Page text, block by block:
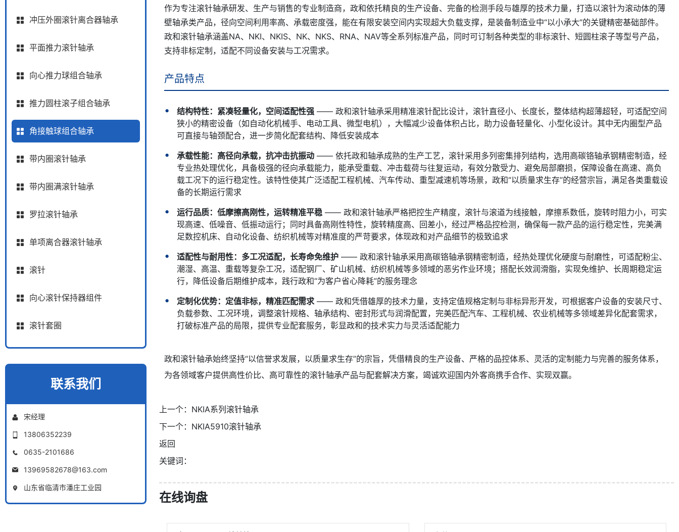
冲压外圈滚针离合器轴承
平面推力滚针轴承
向心推力球组合轴承
推力圆柱滚子组合轴承
角接触球组合轴承
带内圈滚针轴承
带内圈满滚针轴承
罗拉滚针轴承
单项离合器滚针轴承
滚针
向心滚针保持器组件
滚针套圈
联系我们
宋经理
13806352239
0635-2101686
13969582678@163.com
山东省临清市潘庄工业园
作为专注滚针轴承研发、生产与销售的专业制造商，政和依托精良的生产设备、完备的检测手段与雄厚的技术力量，打造以滚针为滚动体的薄
壁轴承类产品，径向空间利用率高、承载密度强，能在有限安装空间内实现超大负载支撑，是装备制造业中“以小承大”的关键精密基础部件。
政和滚针轴承涵盖NA、NKI、NKIS、NK、NKS、RNA、NAV等全系列标准产品，同时可订制各种类型的非标滚针、短圆柱滚子等型号产品，
支持非标定制，适配不同设备安装与工况需求。
产品特点
结构特性：紧凑轻量化，空间适配性强 —— 政和滚针轴承采用精准滚针配比设计，滚针直径小、长度长，整体结构超薄超轻，可适配空间
狭小的精密设备（如自动化机械手、电动工具、微型电机），大幅减少设备体积占比，助力设备轻量化、小型化设计。其中无内圈型产品
可直接与轴颈配合，进一步简化配套结构、降低安装成本
承载性能：高径向承载，抗冲击抗振动 —— 依托政和轴承成熟的生产工艺，滚针采用多列密集排列结构，选用高碳铬轴承钢精密制造，经
专业热处理优化，具备极强的径向承载能力，能承受重载、冲击载荷与往复运动，有效分散受力、避免局部磨损，保障设备在高速、高负
载工况下的运行稳定性。该特性使其广泛适配工程机械、汽车传动、重型减速机等场景，政和“以质量求生存”的经营宗旨，满足各类重载设
备的长期运行需求
运行品质：低摩擦高刚性，运转精准平稳 —— 政和滚针轴承严格把控生产精度，滚针与滚道为线接触，摩擦系数低，旋转时阻力小，可实
现高速、低噪音、低振动运行；同时具备高刚性特性，旋转精度高、回差小，经过严格品控检测，确保每一款产品的运行稳定性，完美满
足数控机床、自动化设备、纺织机械等对精准度的严苛要求，体现政和对产品细节的极致追求
适配性与耐用性：多工况适配，长寿命免维护 —— 政和滚针轴承采用高碳铬轴承钢精密制造，经热处理优化硬度与耐磨性，可适配粉尘、
潮湿、高温、重载等复杂工况，适配钢厂、矿山机械、纺织机械等多领域的恶劣作业环境；搭配长效润滑脂，实现免维护、长周期稳定运
行，降低设备后期维护成本，践行政和“为客户省心降耗”的服务理念
定制化优势：定值非标，精准匹配需求 —— 政和凭借雄厚的技术力量，支持定值规格定制与非标异形开发，可根据客户设备的安装尺寸、
负载参数、工况环境，调整滚针规格、轴承结构、密封形式与润滑配置，完美匹配汽车、工程机械、农业机械等多领域差异化配套需求，
打破标准产品的局限，提供专业配套服务，彰显政和的技术实力与灵活适配能力
政和滚针轴承始终坚持“以信誉求发展，以质量求生存”的宗旨，凭借精良的生产设备、严格的品控体系、灵活的定制能力与完善的服务体系，
为各领域客户提供高性价比、高可靠性的滚针轴承产品与配套解决方案，竭诚欢迎国内外客商携手合作、实现双赢。
上一个： NKIA系列滚针轴承
下一个： NKIA5910滚针轴承
返回
关键词：
在线询盘
点击复制微信号